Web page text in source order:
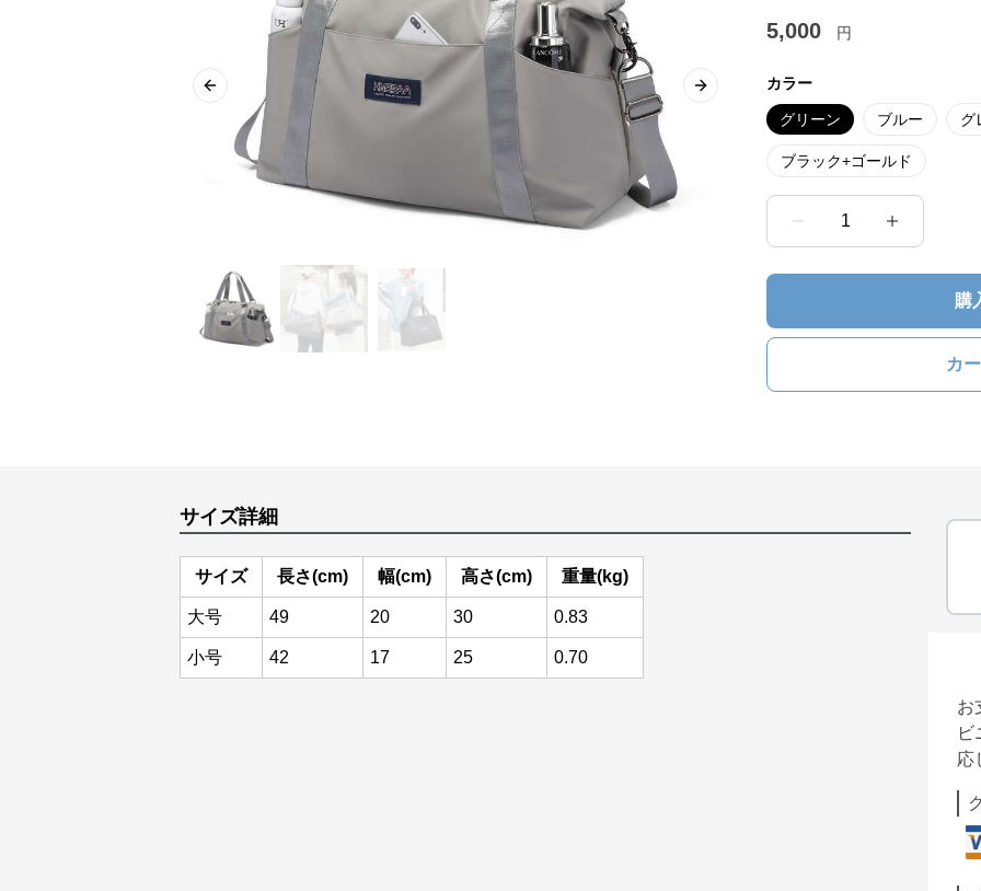
Previous slide Next slide
5,000 円
カラー
グリーン ブルー グ
ブラック+ゴールド
1
購
カ
サイズ詳細
サイズ 長さ(cm) 幅(cm) 高さ(cm) 重量(kg)
大号 49 20 30 0.83
小号 42 17 25 0.70
お
ビ
応